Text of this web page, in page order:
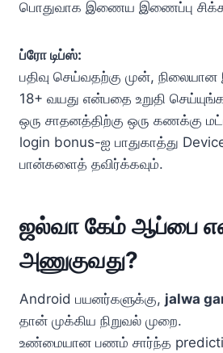
பொதுவாக இணைய இணைப்பு
ப்ரோ டிப்ஸ்:
பதிவு செய்வதற்கு முன், நிலையான
18+ வயது என்பதை உறுதி
ஒரு சாதனத்திற்கு ஒரு கணக்கு
login bonus-ஐ பாதுகாத்து
பான்களைத் தவிர்க்கவும்.
ஜல்வா கேம் ஆப்பை
அணுகுவது?
Android பயனர்களுக்கு, jalwa
தான் முக்கிய நிறுவல் முறை.
உண்மையான பணம் சார்ந்த